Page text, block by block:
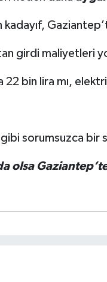
kadayıf,
girdi maliyetleri
22 bin lira mı,
sorumsuzca bir
olsa